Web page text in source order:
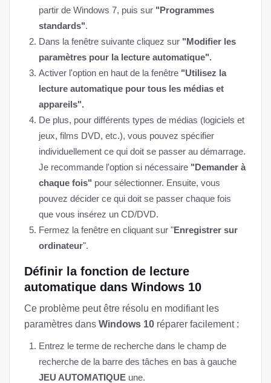
partir de Windows 7, puis sur "Programmes
standards".
Dans la fenêtre suivante cliquez sur "Modifier les
paramètres pour la lecture automatique".
Activer l'option en haut de la fenêtre "Utilisez la
lecture automatique pour tous les médias et
appareils".
De plus, pour différents types de médias (logiciels et
jeux, films DVD, etc.), vous pouvez spécifier
individuellement ce qui doit se passer au démarrage.
Je recommande l'option si nécessaire "Demander à
chaque fois" pour sélectionner. Ensuite, vous
pouvez décider ce qui doit se passer chaque fois
que vous insérez un CD/DVD.
Fermez la fenêtre en cliquant sur "Enregistrer sur
ordinateur".
Définir la fonction de lecture
automatique dans Windows 10
Ce problème peut être résolu en modifiant les
paramètres dans Windows 10 réparer facilement :
Entrez le terme de recherche dans le champ de
recherche de la barre des tâches en bas à gauche
JEU AUTOMATIQUE une.